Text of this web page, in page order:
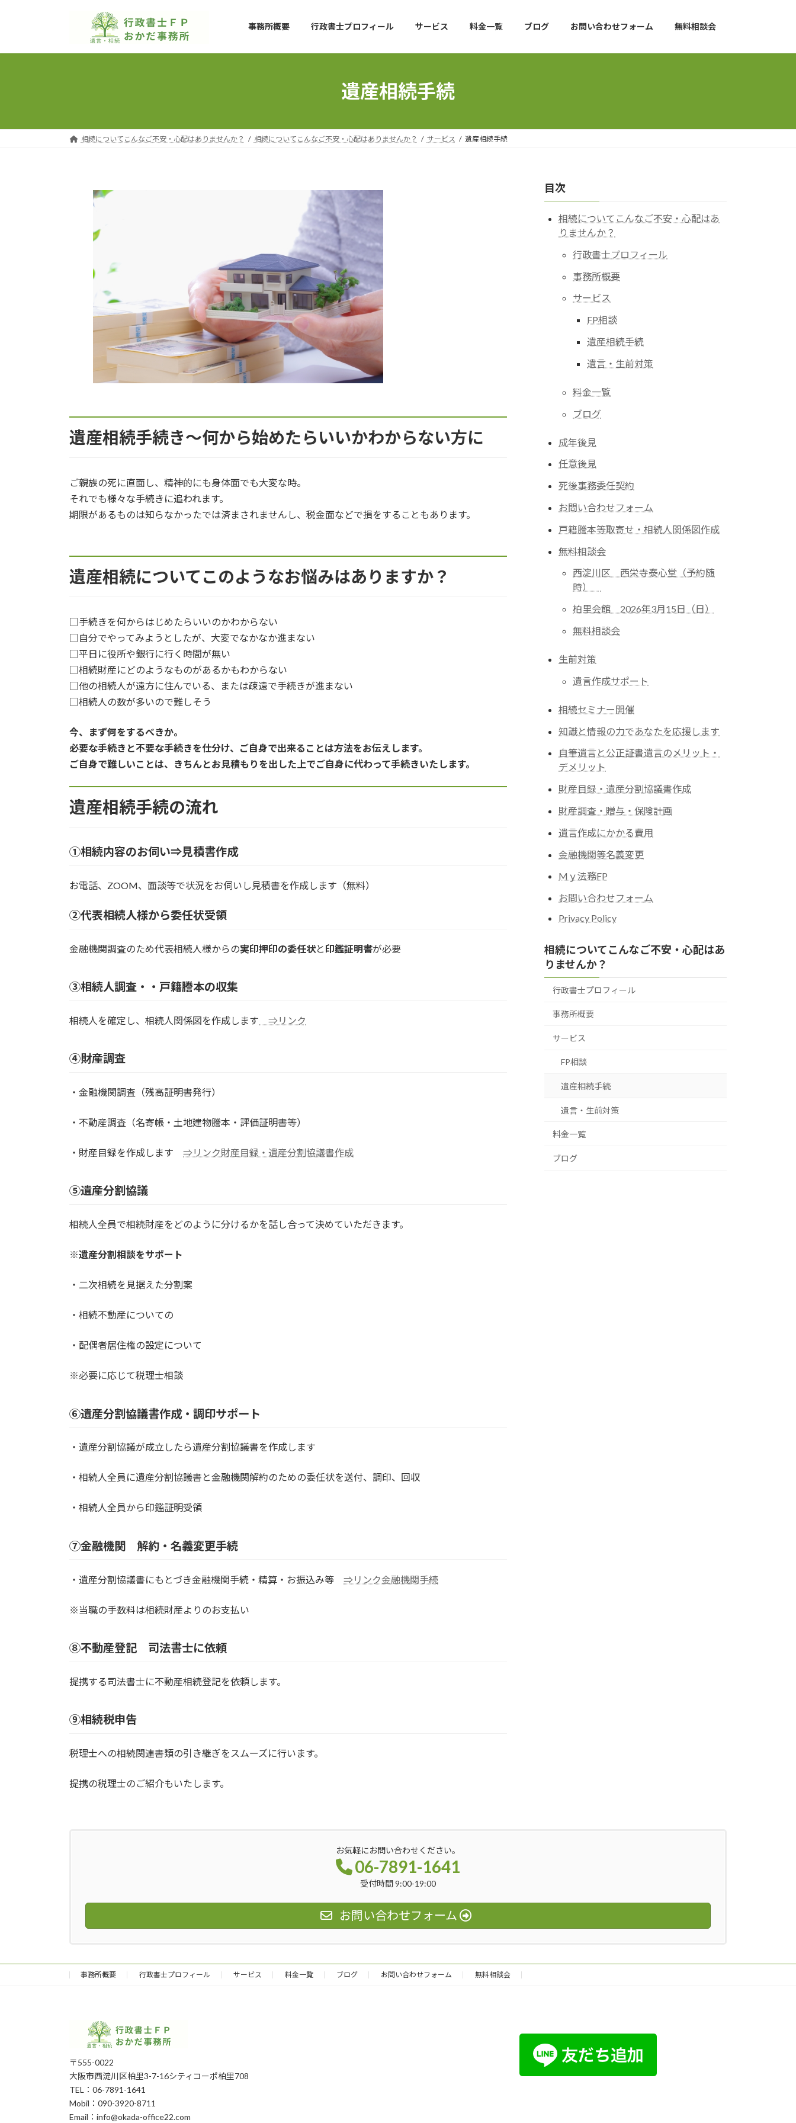
事務所概要 行政書士プロフィール サービス 料金一覧 ブログ お問い合わせフォーム 無料相談会
遺産相続手続
相続についてこんなご不安・心配はありませんか？ 相続についてこんなご不安・心配はありませんか？ サービス 遺産相続手続
遺産相続手続き～何から始めたらいいかわからない方に
ご親族の死に直面し、精神的にも身体面でも大変な時。
それでも様々な手続きに追われます。
期限があるものは知らなかったでは済まされませんし、税金面などで損をすることもあります。
遺産相続についてこのようなお悩みはありますか？
□手続きを何からはじめたらいいのかわからない
□自分でやってみようとしたが、大変でなかなか進まない
□平日に役所や銀行に行く時間が無い
□相続財産にどのようなものがあるかもわからない
□他の相続人が遠方に住んでいる、または疎遠で手続きが進まない
□相続人の数が多いので難しそう
今、まず何をするべきか。
必要な手続きと不要な手続きを仕分け、ご自身で出来ることは方法をお伝えします。
ご自身で難しいことは、きちんとお見積もりを出した上でご自身に代わって手続きいたします。
遺産相続手続の流れ
①相続内容のお伺い⇒見積書作成
お電話、ZOOM、面談等で状況をお伺いし見積書を作成します（無料）
②代表相続人様から委任状受領
金融機関調査のため代表相続人様からの実印押印の委任状と 印鑑証明書が必要
③相続人調査・・戸籍謄本の収集
相続人を確定し、相続人関係図を作成します ⇒リンク
④財産調査
・金融機関調査（残高証明書発行）
・不動産調査（名寄帳・土地建物謄本・評価証明書等）
・財産目録を作成します ⇒リンク財産目録・遺産分割協議書作成
⑤遺産分割協議
相続人全員で相続財産をどのように分けるかを話し合って決めていただきます。
※遺産分割相談をサポート
・二次相続を見据えた分割案
・相続不動産についての
・配偶者居住権の設定について
※必要に応じて税理士相談
⑥遺産分割協議書作成・調印サポート
・遺産分割協議が成立したら遺産分割協議書を作成します
・相続人全員に遺産分割協議書と金融機関解約のための委任状を送付、調印、回収
・相続人全員から印鑑証明受領
⑦金融機関 解約・名義変更手続
・遺産分割協議書にもとづき金融機関手続・精算・お振込み等 ⇒リンク金融機関手続
※当職の手数料は相続財産よりのお支払い
⑧不動産登記 司法書士に依頼
提携する司法書士に不動産相続登記を依頼します。
⑨相続税申告
税理士への相続関連書類の引き継ぎをスムーズに行います。
提携の税理士のご紹介もいたします。
目次
相続についてこんなご不安・心配はあ
りませんか？
行政書士プロフィール
事務所概要
サービス
FP相談
遺産相続手続
遺言・生前対策
料金一覧
ブログ
成年後見
任意後見
死後事務委任契約
お問い合わせフォーム
戸籍謄本等取寄せ・相続人関係図作成
無料相談会
西淀川区 西栄寺泰心堂（予約随
時）
柏里会館 2026年3月15日（日）
無料相談会
生前対策
遺言作成サポート
相続セミナー開催
知識と情報の力であなたを応援します
自筆遺言と公正証書遺言のメリット・
デメリット
財産目録・遺産分割協議書作成
財産調査・贈与・保険計画
遺言作成にかかる費用
金融機関等名義変更
Mｙ法務FP
お問い合わせフォーム
Privacy Policy
相続についてこんなご不安・心配はあ
りませんか？
行政書士プロフィール
事務所概要
サービス
FP相談
遺産相続手続
遺言・生前対策
料金一覧
ブログ
お気軽にお問い合わせください。
06-7891-1641
受付時間 9:00-19:00
お問い合わせフォーム
事務所概要 行政書士プロフィール サービス 料金一覧 ブログ お問い合わせフォーム 無料相談会
〒555-0022
大阪市西淀川区柏里3-7-16シティコーポ柏里708
TEL：06-7891-1641
Mobil：090-3920-8711
Email：info@okada-office22.com